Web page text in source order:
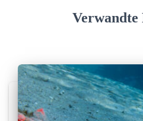
Verwandte